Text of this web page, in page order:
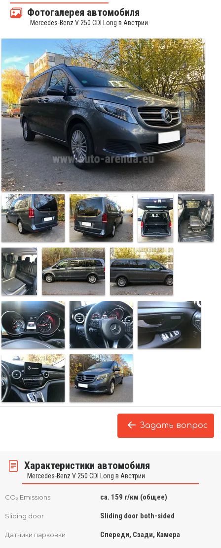
Фотогалерея автомобиля
Mercedes-Benz V 250 CDI Long в Австрии
Задать вопрос
Характеристики автомобиля
Mercedes-Benz V 250 CDI Long в Австрии
CO₂ Emissions ca. 159 г/км (общее)
Sliding door Sliding door both-sided
Датчики парковки Спереди, Сзади, Камера